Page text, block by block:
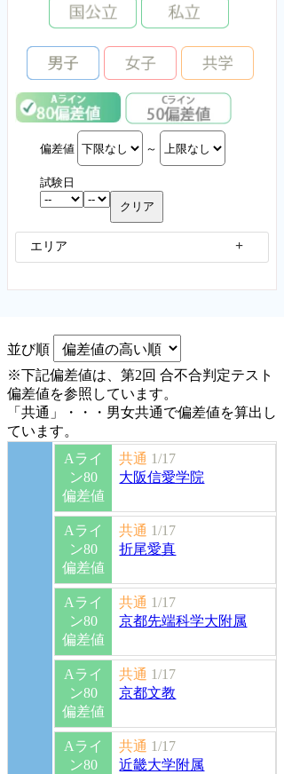
偏差値 ～
試験日
エリア
並び順
※下記偏差値は、第2回 合不合判定テスト
偏差値を参照しています。
「共通」・・・男女共通で偏差値を算出し
ています。
Aライ
ン80
偏差値
共通 1/17
大阪信愛学院
Aライ
ン80
偏差値
共通 1/17
折尾愛真
Aライ
ン80
偏差値
共通 1/17
京都先端科学大附属
Aライ
ン80
偏差値
共通 1/17
京都文教
Aライ
ン80
共通 1/17
近畿大学附属